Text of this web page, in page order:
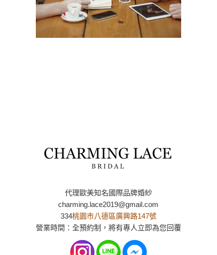
代理歐美知名國際品牌婚紗
charming.lace2019@gmail.com
334桃園市八德區廣興路147號
營業時間：全預約制，將有專人立即為您回覆